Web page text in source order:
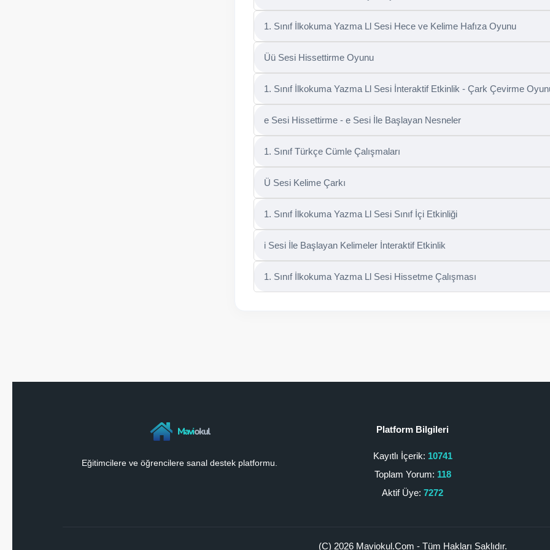
1. Sınıf İlkokuma Yazma Ll Sesi Hece ve Kelime Hafıza Oyunu
Üü Sesi Hissettirme Oyunu
1. Sınıf İlkokuma Yazma Ll Sesi İnteraktif Etkinlik - Çark Çevirme
e Sesi Hissettirme - e Sesi İle Başlayan Nesneler
1. Sınıf Türkçe Cümle Çalışmaları
Ü Sesi Kelime Çarkı
1. Sınıf İlkokuma Yazma Ll Sesi Sınıf İçi Etkinliği
i Sesi İle Başlayan Kelimeler İnteraktif Etkinlik
1. Sınıf İlkokuma Yazma Ll Sesi Hissetme Çalışması
Maviokul
Eğitimcilere ve öğrencilere sanal destek platformu.
Platform Bilgileri
Kayıtlı İçerik: 10741
Toplam Yorum: 118
Aktif Üye: 7272
(C) 2026 Maviokul.Com - Tüm Hakları Saklıdır.